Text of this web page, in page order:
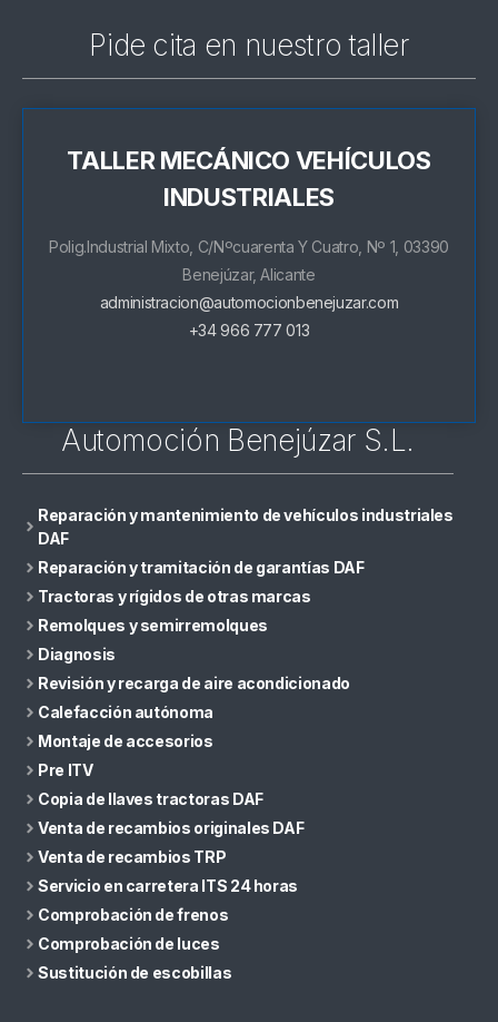
Automoción Benejúzar S.L.
Reparación y mantenimiento de vehículos industriales
DAF
Reparación y tramitación de garantías DAF
Tractoras y rígidos de otras marcas
Remolques y semirremolques
Diagnosis
Revisión y recarga de aire acondicionado
Calefacción autónoma
Montaje de accesorios
Pre ITV
Copia de llaves tractoras DAF
Venta de recambios originales DAF
Venta de recambios TRP
Servicio en carretera ITS 24 horas
Comprobación de frenos
Comprobación de luces
Sustitución de escobillas
Pide cita en nuestro taller
TALLER MECÁNICO VEHÍCULOS
INDUSTRIALES
Polig.Industrial Mixto, C/Nºcuarenta Y Cuatro, Nº 1, 03390
Benejúzar, Alicante
administracion@automocionbenejuzar.com
+34 966 777 013